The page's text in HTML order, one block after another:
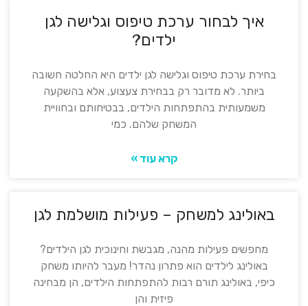
איך לבחור ערכת טיפוס וגלישה לגן
ילדים?
בחירת ערכת טיפוס וגלישה לגן ילדים היא החלטה חשובה
ביותר. לא מדובר רק בבחירת צעצוע, אלא בהשקעה
משמעותית בהתפתחות הילדים, בבטיחותם ובחוויית
המשחק שלהם. כמי
קרא עוד »
באולינג למשחק – פעילות מושלמת לגן
מחפשים פעילות מהנה, מגבשת וחינוכית לגן הילדים?
באולינג לילדים הוא פתרון נהדר! מעבר להיותו משחק
כיפי, באולינג תורם רבות להתפתחות הילדים, הן מבחינה
פיזית והן